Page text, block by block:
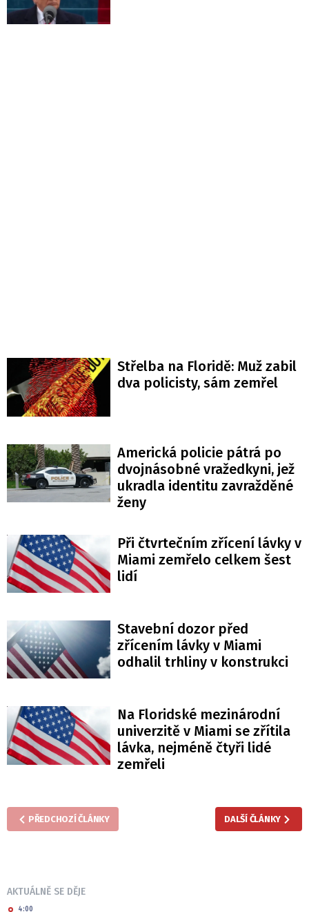
Střelba na Floridě: Muž zabil
dva policisty, sám zemřel
Americká policie pátrá po
dvojnásobné vražedkyni, jež
ukradla identitu zavražděné
ženy
Při čtvrtečním zřícení lávky v
Miami zemřelo celkem šest
lidí
Stavební dozor před
zřícením lávky v Miami
odhalil trhliny v konstrukci
Na Floridské mezinárodní
univerzitě v Miami se zřítila
lávka, nejméně čtyři lidé
zemřeli
PŘEDCHOZÍ ČLÁNKY DALŠÍ ČLÁNKY
AKTUÁLNĚ SE DĚJE
4:00